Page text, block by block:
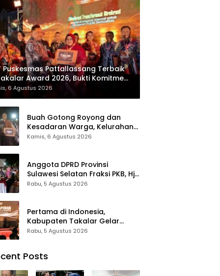
Puskesmas Pattallassang Terbaik
Award 2026, Bukti Komitmen
Pelayanan Kesehatan
6 Agustus 2026
Buah Gotong Royong dan
Kesadaran Warga, Kelurahan
Patte’ne Menjadi Bintang
Kamis, 6 Agustus 2026
Anggota DPRD Provinsi
Sulawesi Selatan Fraksi PKB, Hj.
Fadilah Fahriana Hadiri Dan
Pengabdian Melalui Malam
Apresiasi dan Inovasi Award
2026
Rabu, 5 Agustus 2026
Pertama di Indonesia,
Kabupaten Takalar Gelar
Malam Apresiasi dan Inovasi
Publik Berprestasi
Rabu, 5 Agustus 2026
Posts